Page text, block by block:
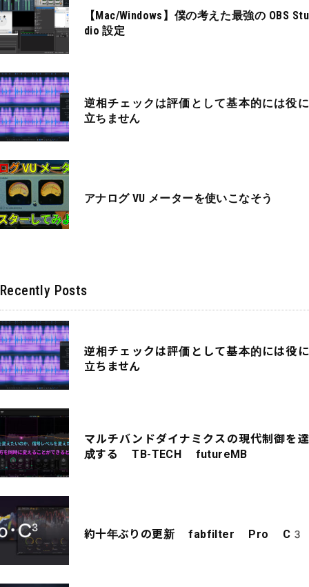
【Mac/Windows】僕の考えた最強の OBS Stu
dio 設定
逆相チェックは評価として基本的には役に
立ちません
アナログ VU メーターを使いこなそう
Recently Posts
逆相チェックは評価として基本的には役に
立ちません
マルチバンドダイナミクスの現代制御を達
成する TB-TECH futureMB
約十年ぶりの更新 fabfilter Pro C3